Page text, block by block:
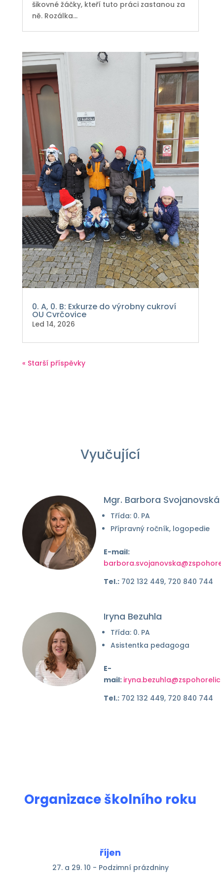
šikovné žáčky, kteří tuto práci zastanou za
ně. Rozálka...
0. A, 0. B: Exkurze do výrobny cukroví
OU Cvrčovice
Led 14, 2026
« Starší příspěvky
Vyučující
Mgr. Barbora Svojanovská
Třída: 0. PA
Přípravný ročník, logopedie
E-mail:
Tel.: 702 132 449, 720 840 744
Iryna Bezuhla
Třída: 0. PA
Asistentka pedagoga
E-
mail:
Tel.: 702 132 449, 720 840 744
Organizace školního roku
říjen
27. a 29. 10 - Podzimní prázdniny